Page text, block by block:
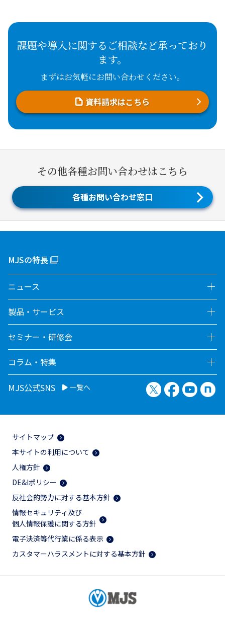
課題や導入に関するご相談など承っており
ます。
まずはお気軽にお問い合わせください。
資料請求はこちら
その他各種お問い合わせはこちら
各種お問い合わせ窓口
MJSの特長
ニュース
製品・サービス
セミナー・研修会
コラム・特集
MJS公式SNS 一覧へ X（旧Twitter）
Facebook
サイトマップ
本サイトの利用について
人権方針
DE&Iポリシー
反社会的勢力に対する基本方針
情報セキュリティ及び
個人情報保護に関する方針
電子決済等代行業に係る表示
カスタマーハラスメントに対する基本方針